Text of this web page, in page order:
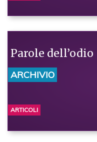
Parole dell’odio
ARCHIVIO
ARTICOLI